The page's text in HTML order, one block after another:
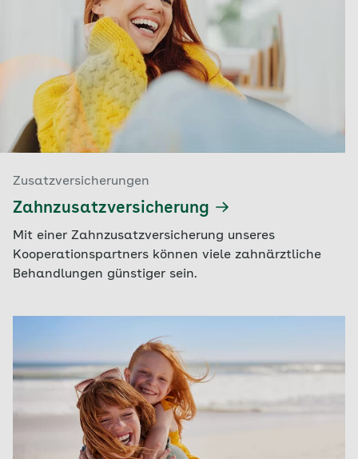
Zusatzversicherungen
Zahnzusatzversicherung
Mit einer Zahnzusatzversicherung unseres
Kooperationspartners können viele zahnärztliche
Behandlungen günstiger sein.